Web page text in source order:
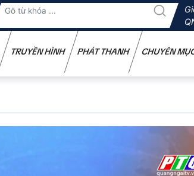
TRUYỀN HÌNH PHÁT THANH CHUYÊN